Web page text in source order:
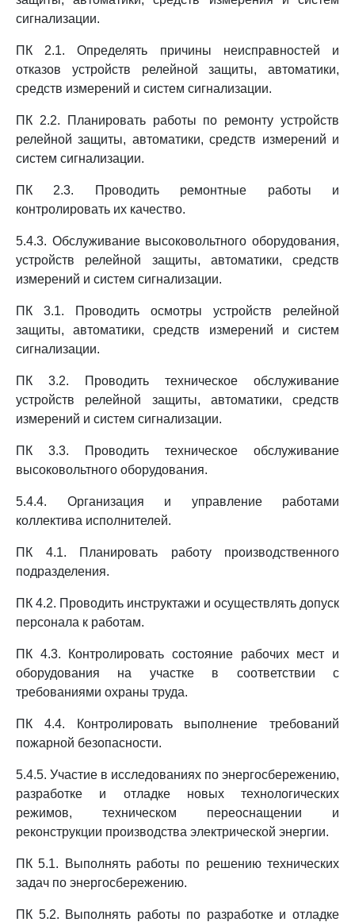
сигнализации.
ПК 2.1. Определять причины неисправностей и
отказов устройств релейной защиты, автоматики,
средств измерений и систем сигнализации.
ПК 2.2. Планировать работы по ремонту устройств
релейной защиты, автоматики, средств измерений и
систем сигнализации.
ПК 2.3. Проводить ремонтные работы и
контролировать их качество.
5.4.3. Обслуживание высоковольтного оборудования,
устройств релейной защиты, автоматики, средств
измерений и систем сигнализации.
ПК 3.1. Проводить осмотры устройств релейной
защиты, автоматики, средств измерений и систем
сигнализации.
ПК 3.2. Проводить техническое обслуживание
устройств релейной защиты, автоматики, средств
измерений и систем сигнализации.
ПК 3.3. Проводить техническое обслуживание
высоковольтного оборудования.
5.4.4. Организация и управление работами
коллектива исполнителей.
ПК 4.1. Планировать работу производственного
подразделения.
ПК 4.2. Проводить инструктажи и осуществлять допуск
персонала к работам.
ПК 4.3. Контролировать состояние рабочих мест и
оборудования на участке в соответствии с
требованиями охраны труда.
ПК 4.4. Контролировать выполнение требований
пожарной безопасности.
5.4.5. Участие в исследованиях по энергосбережению,
разработке и отладке новых технологических
режимов, техническом переоснащении и
реконструкции производства электрической энергии.
ПК 5.1. Выполнять работы по решению технических
задач по энергосбережению.
ПК 5.2. Выполнять работы по разработке и отладке